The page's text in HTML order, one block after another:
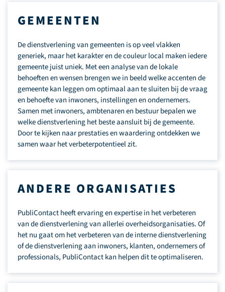
GEMEENTEN
De dienstverlening van gemeenten is op veel vlakken
generiek, maar het karakter en de couleur local maken iedere
gemeente juist uniek. Met een analyse van de lokale
behoeften en wensen brengen we in beeld welke accenten de
gemeente kan leggen om optimaal aan te sluiten bij de vraag
en behoefte van inwoners, instellingen en ondernemers.
Samen met inwoners, ambtenaren en bestuur bepalen we
welke dienstverlening het beste aansluit bij de gemeente.
Door te kijken naar prestaties en waardering ontdekken we
samen waar het verbeterpotentieel zit.
ANDERE ORGANISATIES
PubliContact heeft ervaring en expertise in het verbeteren
van de dienstverlening van allerlei overheidsorganisaties. Of
het nu gaat om het verbeteren van de interne dienstverlening
of de dienstverlening aan inwoners, klanten, ondernemers of
professionals, PubliContact kan helpen dit te optimaliseren.